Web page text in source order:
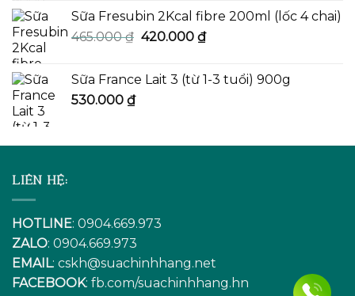
525.000 ₫.là:
490.000 ₫.
Sữa Fresubin 2Kcal fibre 200ml (lốc 4 chai)
465.000₫ Giá
465.000 ₫.
420.000 ₫Giá
là:
Sữa France Lait 3 (từ 1-3 tuổi) 900g
530.000 ₫
LIÊN HỆ:
HOTLINE: 0904.669.973
ZALO: 0904.669.973
EMAIL: cskh@suachinhhang.net
FACEBOOK: fb.com/suachinhhang.hn